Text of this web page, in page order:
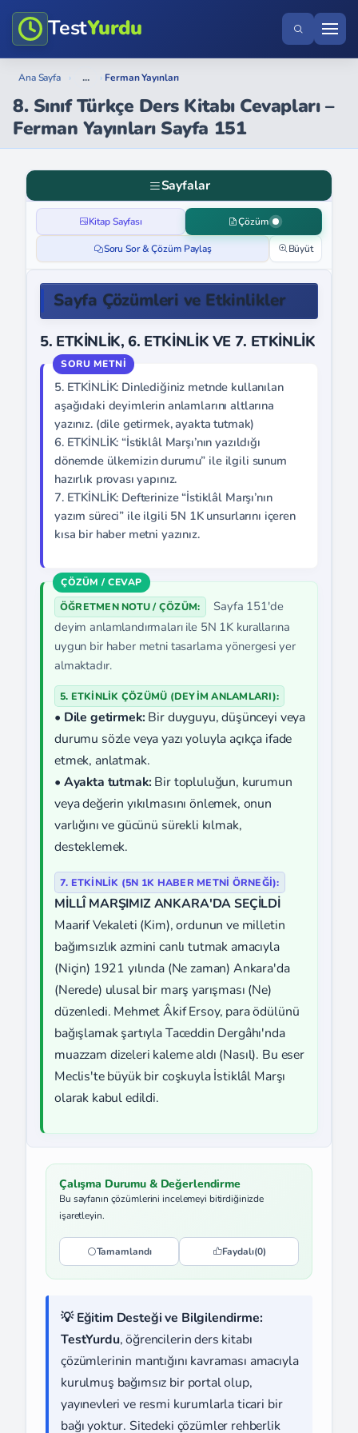
TestYurdu
Ana Sayfa › ... › Ferman Yayınları
8. Sınıf Türkçe Ders Kitabı Cevapları –
Ferman Yayınları Sayfa 151
Sayfalar
Kitap Sayfası Çözüm
Soru Sor & Çözüm Paylaş Büyüt
Sayfa Çözümleri ve Etkinlikler
5. ETKİNLİK, 6. ETKİNLİK VE 7. ETKİNLİK
5. ETKİNLİK: Dinlediğiniz metnde kullanılan
aşağıdaki deyimlerin anlamlarını altlarına
yazınız. (dile getirmek, ayakta tutmak)
6. ETKİNLİK: “İstiklâl Marşı’nın yazıldığı
dönemde ülkemizin durumu” ile ilgili sunum
hazırlık provası yapınız.
7. ETKİNLİK: Defterinize “İstiklâl Marşı’nın
yazım süreci” ile ilgili 5N 1K unsurlarını içeren
kısa bir haber metni yazınız.
ÖĞRETMEN NOTU / ÇÖZÜM:
Sayfa 151'de
deyim anlamlandırmaları ile 5N 1K kurallarına
uygun bir haber metni tasarlama yönergesi yer
almaktadır.
5. ETKİNLİK ÇÖZÜMÜ (DEYIM ANLAMLARI):
• Dile getirmek: Bir duyguyu, düşünceyi veya
durumu sözle veya yazı yoluyla açıkça ifade
etmek, anlatmak.
• Ayakta tutmak: Bir topluluğun, kurumun
veya değerin yıkılmasını önlemek, onun
varlığını ve gücünü sürekli kılmak,
desteklemek.
7. ETKİNLİK (5N 1K HABER METNI ÖRNEĞI):
MİLLÎ MARŞIMIZ ANKARA'DA SEÇİLDİ
Maarif Vekaleti (Kim), ordunun ve milletin
bağımsızlık azmini canlı tutmak amacıyla
(Niçin) 1921 yılında (Ne zaman) Ankara'da
(Nerede) ulusal bir marş yarışması (Ne)
düzenledi. Mehmet Âkif Ersoy, para ödülünü
bağışlamak şartıyla Taceddin Dergâhı'nda
muazzam dizeleri kaleme aldı (Nasıl). Bu eser
Meclis'te büyük bir coşkuyla İstiklâl Marşı
olarak kabul edildi.
Çalışma Durumu & Değerlendirme
Bu sayfanın çözümlerini incelemeyi bitirdiğinizde
işaretleyin.
Tamamlandı Faydalı(0)
💡 Eğitim Desteği ve Bilgilendirme:
TestYurdu, öğrencilerin ders kitabı
çözümlerinin mantığını kavraması amacıyla
kurulmuş bağımsız bir portal olup,
yayınevleri ve resmi kurumlarla ticari bir
bağı yoktur. Sitedeki çözümler rehberlik